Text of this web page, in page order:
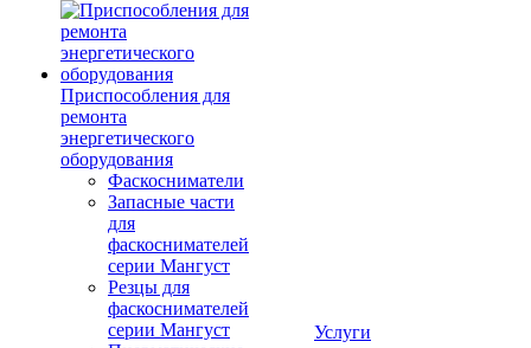
Приспособления для
ремонта
энергетического
оборудования
Фаскосниматели
Запасные части
для
фаскоснимателей
серии Мангуст
Резцы для
фаскоснимателей
серии Мангуст
Услуги